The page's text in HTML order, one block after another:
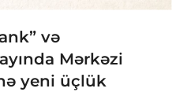
və
Mərkəzi
yeni üçlük